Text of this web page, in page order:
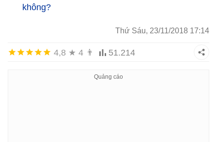
không?
Thứ Sáu, 23/11/2018 17:14
4,8 ★ 4 👨 51.214